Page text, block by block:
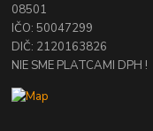
08501
IČO: 50047299
DIČ: 2120163826
NIE SME PLATCAMI DPH !